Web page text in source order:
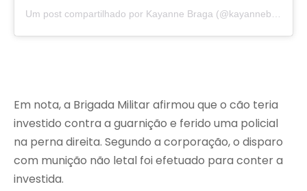
Um post compartilhado por Kayanne Braga (@kayannebraga)
Em nota, a Brigada Militar afirmou que o cão teria
investido contra a guarnição e ferido uma policial
na perna direita. Segundo a corporação, o disparo
com munição não letal foi efetuado para conter a
investida.